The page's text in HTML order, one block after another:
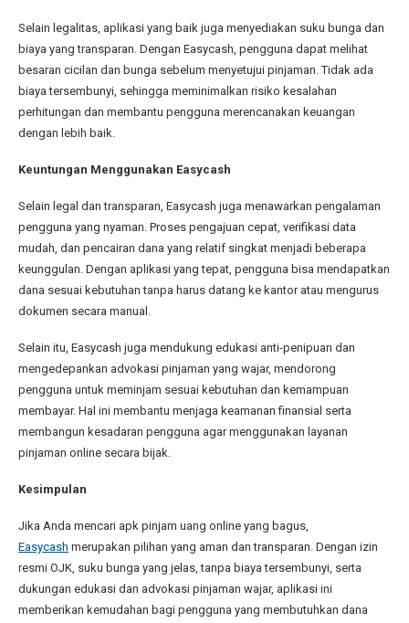
Selain legalitas, aplikasi yang baik juga menyediakan suku bunga dan
biaya yang transparan. Dengan Easycash, pengguna dapat melihat
besaran cicilan dan bunga sebelum menyetujui pinjaman. Tidak ada
biaya tersembunyi, sehingga meminimalkan risiko kesalahan
perhitungan dan membantu pengguna merencanakan keuangan
dengan lebih baik.
Keuntungan Menggunakan Easycash
Selain legal dan transparan, Easycash juga menawarkan pengalaman
pengguna yang nyaman. Proses pengajuan cepat, verifikasi data
mudah, dan pencairan dana yang relatif singkat menjadi beberapa
keunggulan. Dengan aplikasi yang tepat, pengguna bisa mendapatkan
dana sesuai kebutuhan tanpa harus datang ke kantor atau mengurus
dokumen secara manual.
Selain itu, Easycash juga mendukung edukasi anti-penipuan dan
mengedepankan advokasi pinjaman yang wajar, mendorong
pengguna untuk meminjam sesuai kebutuhan dan kemampuan
membayar. Hal ini membantu menjaga keamanan finansial serta
membangun kesadaran pengguna agar menggunakan layanan
pinjaman online secara bijak.
Kesimpulan
Jika Anda mencari apk pinjam uang online yang bagus,
Easycash merupakan pilihan yang aman dan transparan. Dengan izin
resmi OJK, suku bunga yang jelas, tanpa biaya tersembunyi, serta
dukungan edukasi dan advokasi pinjaman wajar, aplikasi ini
memberikan kemudahan bagi pengguna yang membutuhkan dana